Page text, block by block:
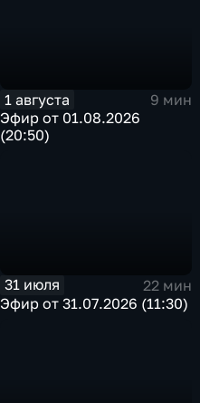
1 августа
9 мин
Эфир от 01.08.2026
(20:50)
31 июля
22 мин
Эфир от 31.07.2026 (11:30)